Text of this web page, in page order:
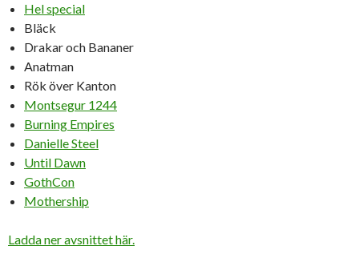
Hel special
Bläck
Drakar och Bananer
Anatman
Rök över Kanton
Montsegur 1244
Burning Empires
Danielle Steel
Until Dawn
GothCon
Mothership
Ladda ner avsnittet här.